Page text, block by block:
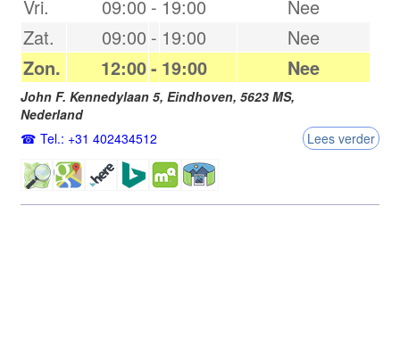
Vri. 09:00 - 19:00
Nee
Zat.
09:00 - 19:00
Nee
Zon.
12:00- 19:00 Nee
John F. Kennedylaan 5, Eindhoven, 5623 MS,
Nederland
Tel.: +31 402434512
Lees verder